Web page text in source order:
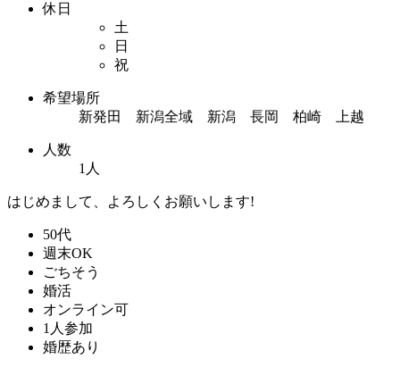
休日
土
日
祝
希望場所
新発田 新潟全域 新潟 長岡 柏崎 上越
人数
1人
はじめまして、よろしくお願いします!
50代
週末OK
ごちそう
婚活
オンライン可
1人参加
婚歴あり